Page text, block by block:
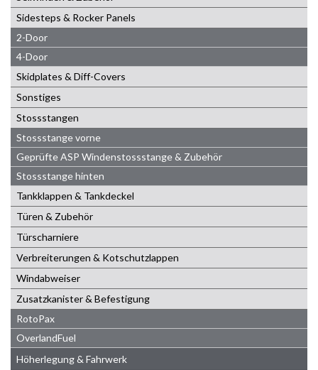
Sidesteps & Rocker Panels
2-Door
4-Door
Skidplates & Diff-Covers
Sonstiges
Stossstangen
Stossstange vorne
Geprüfte ASP Windenstossstange & Zubehör
Stossstange hinten
Tankklappen & Tankdeckel
Türen & Zubehör
Türscharniere
Verbreiterungen & Kotschutzlappen
Windabweiser
Zusatzkanister & Befestigung
RotoPax
OverlandFuel
Höherlegung & Fahrwerk